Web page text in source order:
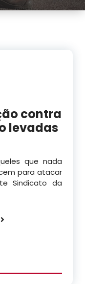
contra
levadas
que nada
para atacar
Sindicato da